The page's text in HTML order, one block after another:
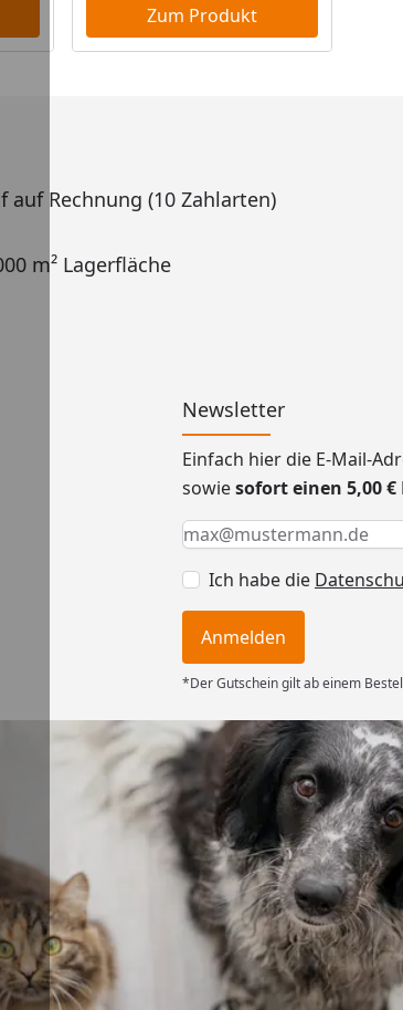
Zum Produkt
auf Rechnung (10 Zahlarten)
m² Lagerfläche
Newsletter
Einfach hier die E-Mail-
sowiesofort einen 5,00
Keine Eingabe erforderlich
Eingabe erforderlich
E-Mail *
Ich habe die
Anmelden
*Der Gutschein gilt ab einem
Versand